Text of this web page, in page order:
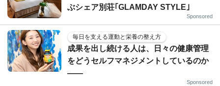
ぶシェア別荘｢GLAMDAY STYLE｣
Sponsored
毎日を支える運動と栄養の整え方
成果を出し続ける人は、日々の健康管理
をどうセルフマネジメントしているのか
——
Sponsored